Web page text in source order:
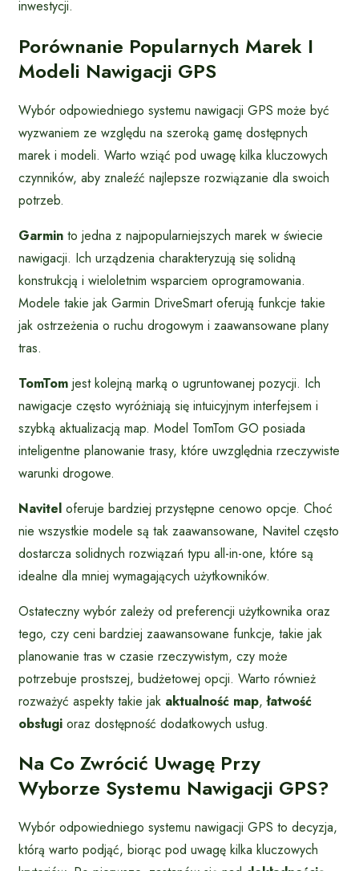
inwestycji.
Porównanie Popularnych Marek I
Modeli Nawigacji GPS
Wybór odpowiedniego systemu nawigacji GPS może być
wyzwaniem ze względu na szeroką gamę dostępnych
marek i modeli. Warto wziąć pod uwagę kilka kluczowych
czynników, aby znaleźć najlepsze rozwiązanie dla swoich
potrzeb.
Garmin to jedna z najpopularniejszych marek w świecie
nawigacji. Ich urządzenia charakteryzują się solidną
konstrukcją i wieloletnim wsparciem oprogramowania.
Modele takie jak Garmin DriveSmart oferują funkcje takie
jak ostrzeżenia o ruchu drogowym i zaawansowane plany
tras.
TomTom jest kolejną marką o ugruntowanej pozycji. Ich
nawigacje często wyróżniają się intuicyjnym interfejsem i
szybką aktualizacją map. Model TomTom GO posiada
inteligentne planowanie trasy, które uwzględnia rzeczywiste
warunki drogowe.
Navitel oferuje bardziej przystępne cenowo opcje. Choć
nie wszystkie modele są tak zaawansowane, Navitel często
dostarcza solidnych rozwiązań typu all-in-one, które są
idealne dla mniej wymagających użytkowników.
Ostateczny wybór zależy od preferencji użytkownika oraz
tego, czy ceni bardziej zaawansowane funkcje, takie jak
planowanie tras w czasie rzeczywistym, czy może
potrzebuje prostszej, budżetowej opcji. Warto również
rozważyć aspekty takie jak aktualność map,łatwość
obsługi oraz dostępność dodatkowych usług.
Na Co Zwrócić Uwagę Przy
Wyborze Systemu Nawigacji GPS?
Wybór odpowiedniego systemu nawigacji GPS to decyzja,
którą warto podjąć, biorąc pod uwagę kilka kluczowych